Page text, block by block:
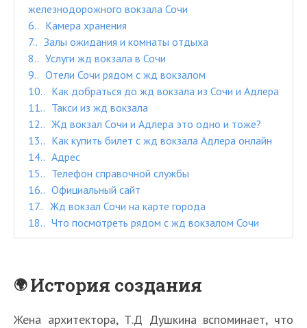
железнодорожного вокзала Сочи
6.
Камера хранения
7.
Залы ожидания и комнаты отдыха
8.
Услуги жд вокзала в Сочи
9.
Отели Сочи рядом с жд вокзалом
10.
Как добраться до жд вокзала из Сочи и Адлера
11.
Такси из жд вокзала
12.
Жд вокзал Сочи и Адлера это одно и тоже?
13.
Как купить билет с жд вокзала Адлера онлайн
14.
Адрес
15.
Телефон справочной службы
16.
Официальный сайт
17.
Жд вокзал Сочи на карте города
18.
Что посмотреть рядом с жд вокзалом Сочи
История создания
Жена архитектора, Т.Д Душкина вспоминает, что